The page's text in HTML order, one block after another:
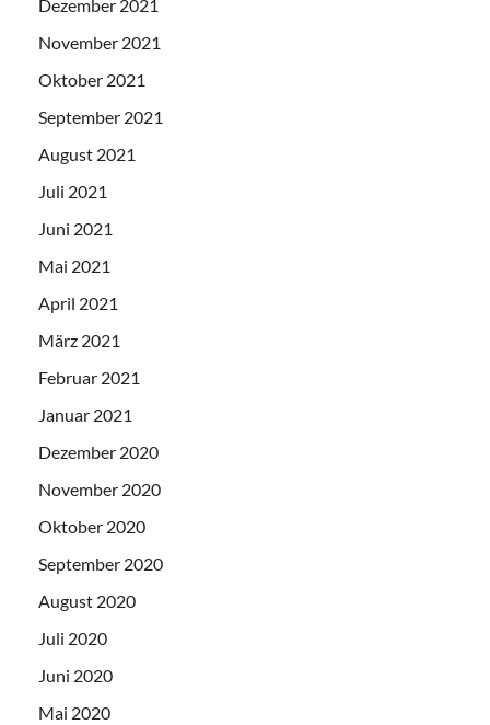
Dezember 2021
November 2021
Oktober 2021
September 2021
August 2021
Juli 2021
Juni 2021
Mai 2021
April 2021
März 2021
Februar 2021
Januar 2021
Dezember 2020
November 2020
Oktober 2020
September 2020
August 2020
Juli 2020
Juni 2020
Mai 2020